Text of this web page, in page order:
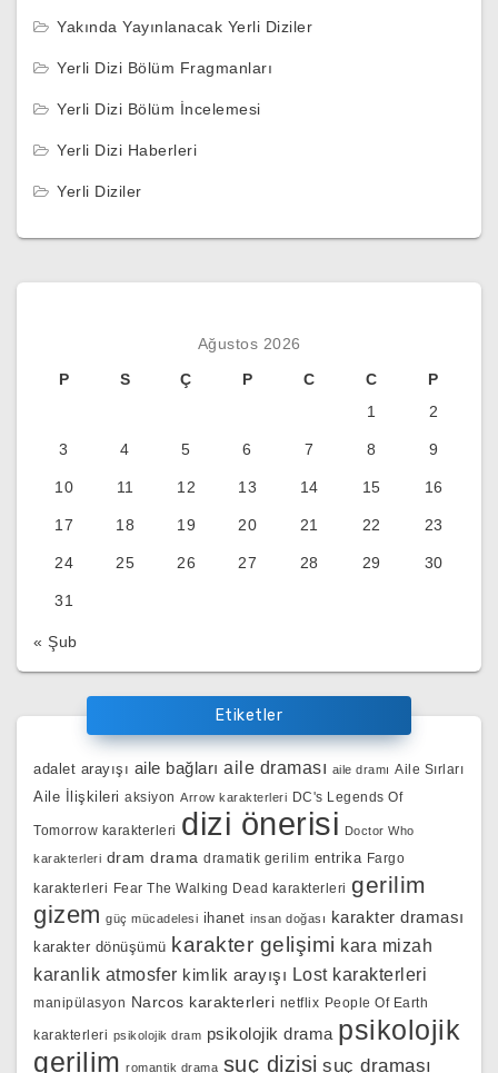
Yakında Yayınlanacak Yerli Diziler
Yerli Dizi Bölüm Fragmanları
Yerli Dizi Bölüm İncelemesi
Yerli Dizi Haberleri
Yerli Diziler
Ağustos 2026
P
S Ç P C C
P
1
2
3 4 5 6 7 8 9
10 11 12 13 14 15 16
17 18 19 20 21 22 23
24 25 26 27 28 29 30
31
« Şub
Etiketler
adalet arayışı aile bağları aile draması aile dramı Aile Sırları
Aile İlişkileri aksiyon Arrow karakterleri DC's Legends Of
Tomorrow karakterleri dizi önerisi Doctor Who
karakterleri dram drama dramatik gerilim entrika Fargo
karakterleri Fear The Walking Dead karakterleri gerilim
gizem güç mücadelesi ihanet insan doğası karakter draması
karakter dönüşümü karakter gelişimi kara mizah
karanlik atmosfer kimlik arayışı Lost karakterleri
manipülasyon Narcos karakterleri netflix People Of Earth
karakterleri psikolojik dram psikolojik drama psikolojik
gerilim romantik drama suç dizisi suç draması